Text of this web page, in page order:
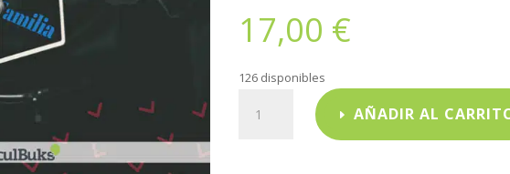
17,00 €
126 disponibles
AÑADIR AL